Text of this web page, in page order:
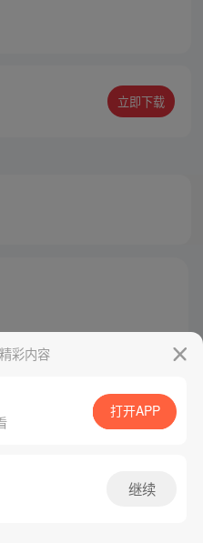
立即下载
彩内容
打开APP
继续
书 QQ阅读
B2-20090059-5